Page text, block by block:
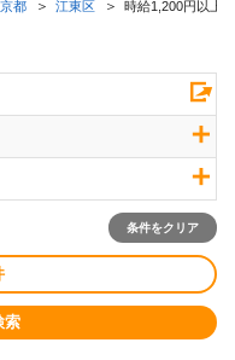
都 江東区 時給1,200円以上
条件をクリア
索